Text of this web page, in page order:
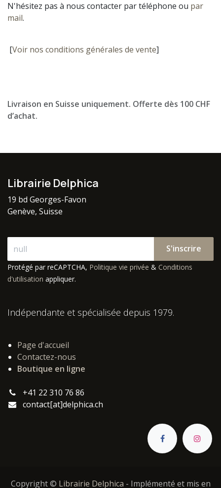
N'hésitez pas à nous contacter par téléphone ou par
mail.
[Voir nos conditions générales de vente]
Livraison en Suisse uniquement. Offerte dès 100 CHF
d’achat.
Librairie Delphica
19 bd Georges-Favon
Genève, Suisse
S'inscrire
Protégé par reCAPTCHA, Politique vie privée & Conditions
d'utilisation appliquer.
Indépendante et spécialisée depuis 1979.
Page d'accueil
Contactez-nous
Boutique en ligne
+41 22 310 76 86
contact[at]delphica.ch
Copyright © Librairie Delphica - Implémenté et mis en